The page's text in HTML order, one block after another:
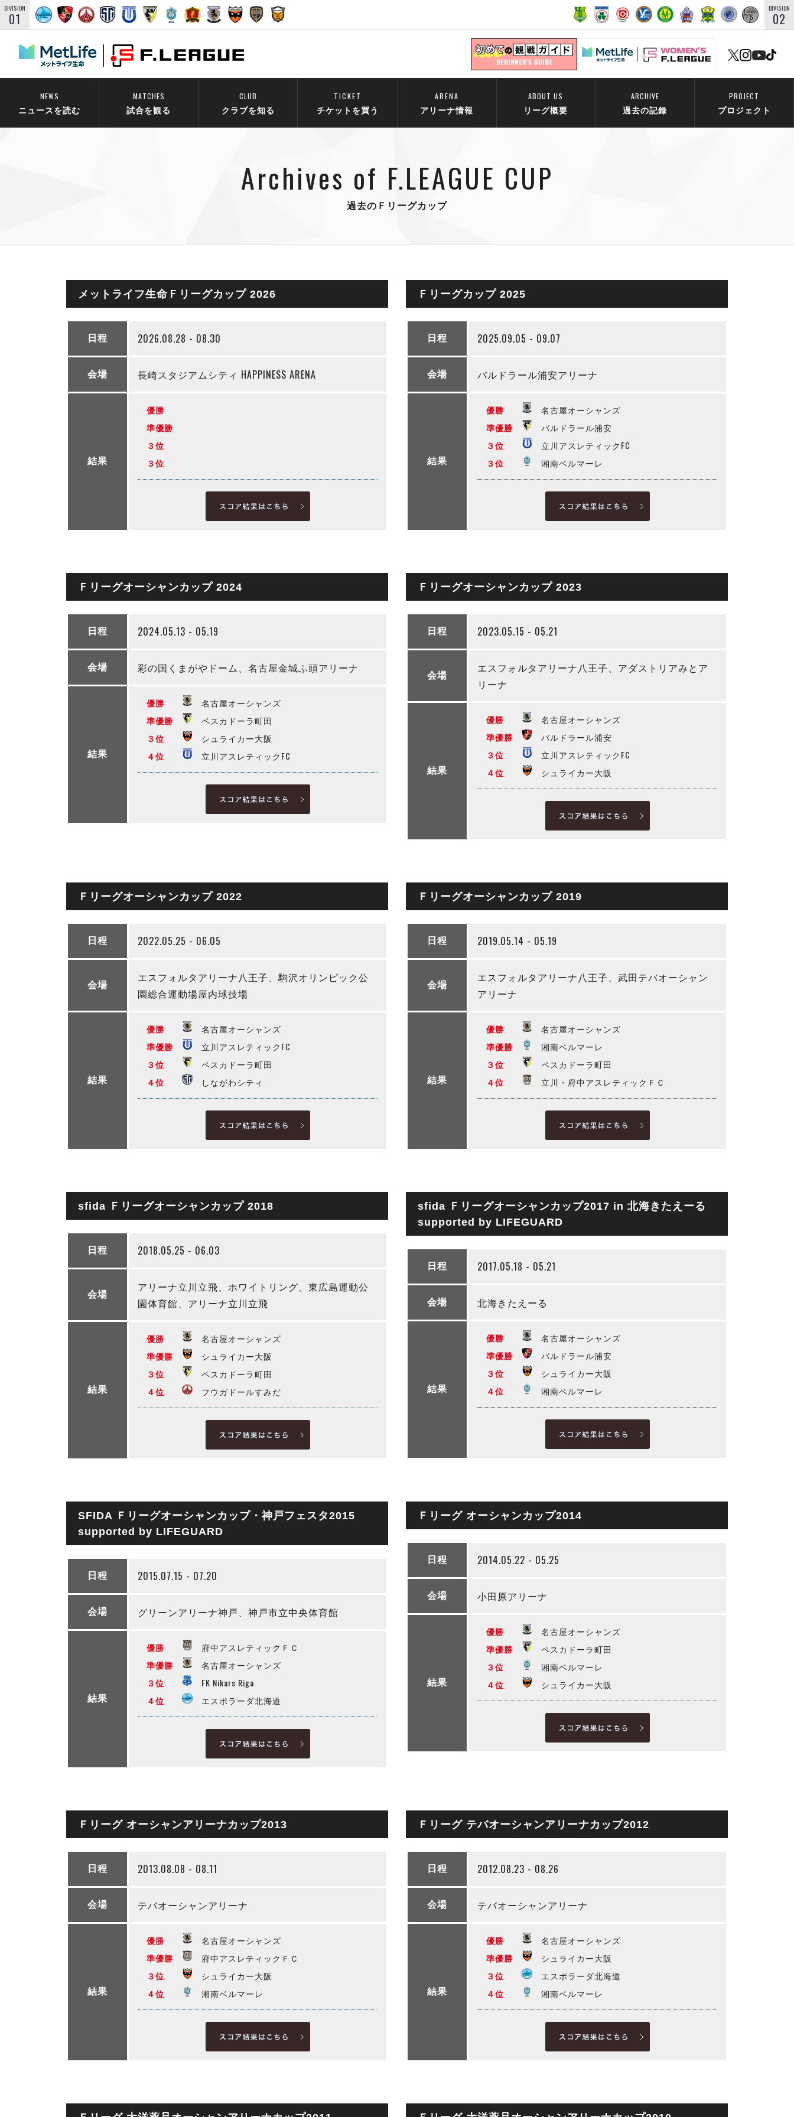
DIVISION
01
DIVISION
02
NEWS
ニュースを読む
MATCHES
試合を観る
CLUB
クラブを知る
TICKET
チケットを買う
ARENA
アリーナ情報
ABOUT US
リーグ概要
ARCHIVE
過去の記録
PROJECT
プロジェクト
Archives of F.LEAGUE CUP
過去のＦリーグカップ
メットライフ生命Ｆリーグカップ 2026
日程 2026.08.28 - 08.30
会場 長崎スタジアムシティ HAPPINESS ARENA
結果
優勝
準優勝
３位
３位
Ｆリーグカップ 2025
日程 2025.09.05 - 09.07
会場 バルドラール浦安アリーナ
結果
優勝
名古屋オーシャンズ
準優勝
バルドラール浦安
３位
立川アスレティックFC
３位
湘南ベルマーレ
Ｆリーグオーシャンカップ 2024
日程 2024.05.13 - 05.19
会場 彩の国くまがやドーム、名古屋金城ふ頭アリーナ
結果
優勝
名古屋オーシャンズ
準優勝
ペスカドーラ町田
３位
シュライカー大阪
４位
立川アスレティックFC
Ｆリーグオーシャンカップ 2023
日程 2023.05.15 - 05.21
会場
エスフォルタアリーナ八王子、アダストリアみとア
リーナ
結果
優勝
名古屋オーシャンズ
準優勝
バルドラール浦安
３位
立川アスレティックFC
４位
シュライカー大阪
Ｆリーグオーシャンカップ 2022
日程 2022.05.25 - 06.05
会場
エスフォルタアリーナ八王子、駒沢オリンピック公
園総合運動場屋内球技場
結果
優勝
名古屋オーシャンズ
準優勝
立川アスレティックFC
３位
ペスカドーラ町田
４位
しながわシティ
Ｆリーグオーシャンカップ 2019
日程 2019.05.14 - 05.19
会場
エスフォルタアリーナ八王子、武田テバオーシャン
アリーナ
結果
優勝
名古屋オーシャンズ
準優勝
湘南ベルマーレ
３位
ペスカドーラ町田
４位
立川・府中アスレティックＦＣ
sfida Ｆリーグオーシャンカップ 2018
日程 2018.05.25 - 06.03
会場
アリーナ立川立飛、ホワイトリング、東広島運動公
園体育館、アリーナ立川立飛
結果
優勝
名古屋オーシャンズ
準優勝
シュライカー大阪
３位
ペスカドーラ町田
４位
フウガドールすみだ
sfida Ｆリーグオーシャンカップ2017 in 北海きたえーる
supported by LIFEGUARD
日程 2017.05.18 - 05.21
会場 北海きたえーる
結果
優勝
名古屋オーシャンズ
準優勝
バルドラール浦安
３位
シュライカー大阪
４位
湘南ベルマーレ
SFIDA Ｆリーグオーシャンカップ・神戸フェスタ2015
supported by LIFEGUARD
日程 2015.07.15 - 07.20
会場 グリーンアリーナ神戸、神戸市立中央体育館
結果
優勝
府中アスレティックＦＣ
準優勝
名古屋オーシャンズ
３位
FK Nikars Riga
４位
エスポラーダ北海道
Ｆリーグ オーシャンカップ2014
日程 2014.05.22 - 05.25
会場 小田原アリーナ
結果
優勝
名古屋オーシャンズ
準優勝
ペスカドーラ町田
３位
湘南ベルマーレ
４位
シュライカー大阪
Ｆリーグ オーシャンアリーナカップ2013
日程 2013.08.08 - 08.11
会場 テバオーシャンアリーナ
結果
優勝
名古屋オーシャンズ
準優勝
府中アスレティックＦＣ
３位
シュライカー大阪
４位
湘南ベルマーレ
Ｆリーグ テバオーシャンアリーナカップ2012
日程 2012.08.23 - 08.26
会場 テバオーシャンアリーナ
結果
優勝
名古屋オーシャンズ
準優勝
シュライカー大阪
３位
エスポラーダ北海道
４位
湘南ベルマーレ